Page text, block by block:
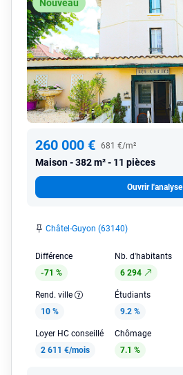
Nouveau
260 000 € 681 €/m²
Maison 382 m² - 11 pièces
Ouvrir l'analyse
Châtel-Guyon (63140)
Différence
-71 %
Nb. d'habitants
6 294
Rend. ville
10 %
Étudiants
9.2 %
Loyer HC conseillé
2 611 €/mois
Chômage
7.1 %